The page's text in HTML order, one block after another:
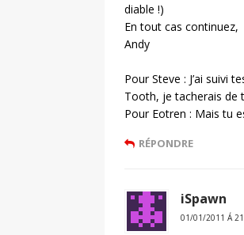
diable !)
En tout cas
Andy
Pour Steve : J’ai suivi
Tooth, je tacherais de
Pour Eotren : Mais tu
RÉPONDRE
iSpawn
01/01/2011 Á